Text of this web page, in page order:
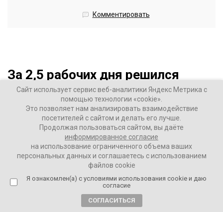
Комментировать
За 2,5 рабочих дня решился
вопрос с выплатами бойцов,
которые защищают Курскую
область
ВАШИ НОВОСТИ
Теперь они будут получать так же, как и все бойцы
спецоперации, заявил премьер Мишустин.
Сайт использует сервис веб-аналитики Яндекс Метрика с
помощью технологии «cookie».
Это позволяет нам анализировать взаимодействие
посетителей с сайтом и делать его лучше.
Продолжая пользоваться сайтом, вы даёте
информированное согласие
на использование ограниченного объема ваших
персональных данных и соглашаетесь с использованием
файлов cookie
Я ознакомлен(а) с условиями использования cookie и даю
согласие
СОГЛАСИТЬСЯ